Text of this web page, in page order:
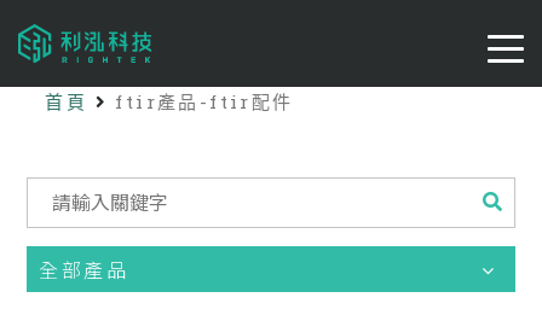
首頁 ftir產品-ftir配件
全部產品